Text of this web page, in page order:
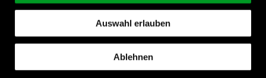
Auswahl erlauben
Ablehnen
Package (RF-Switch):DFN6
Insertion Loss [dB]:0,45@2,4 to 2,5GHz